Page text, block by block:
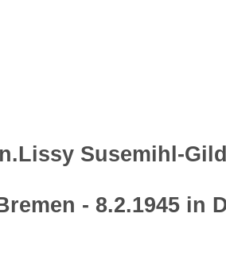
Susemihl-
- 8.2.1945 in